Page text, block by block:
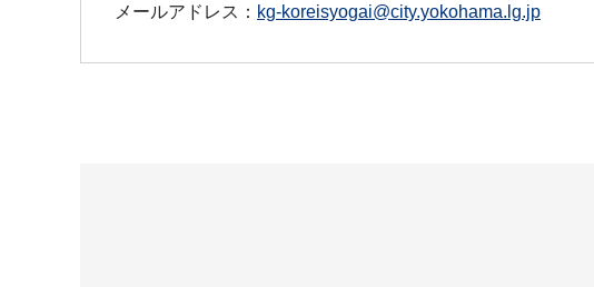
メールアドレス： kg-koreisyogai@city.yokohama.lg.jp